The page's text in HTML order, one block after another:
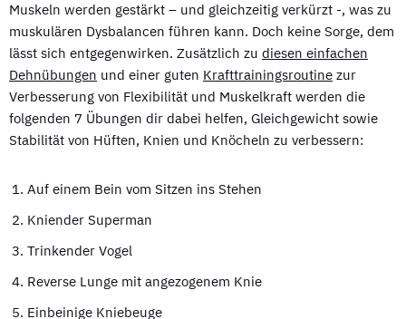
Muskeln werden gestärkt – und gleichzeitig verkürzt -, was zu
muskulären Dysbalancen führen kann. Doch keine Sorge, dem
lässt sich entgegenwirken. Zusätzlich zu diesen einfachen
Dehnübungen und einer guten Krafttrainingsroutine zur
Verbesserung von Flexibilität und Muskelkraft werden die
folgenden 7 Übungen dir dabei helfen, Gleichgewicht sowie
Stabilität von Hüften, Knien und Knöcheln zu verbessern:
Auf einem Bein vom Sitzen ins Stehen
Kniender Superman
Trinkender Vogel
Reverse Lunge mit angezogenem Knie
Einbeinige Kniebeuge